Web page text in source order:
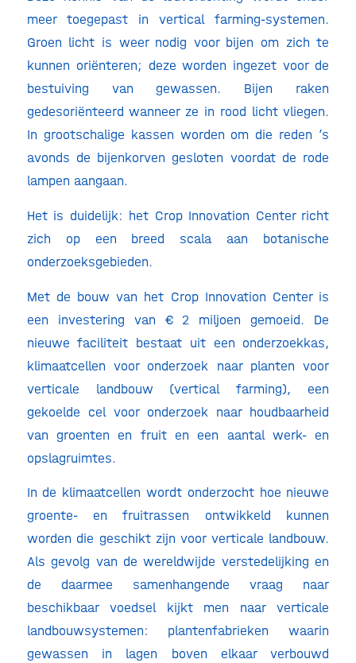
meer toegepast in vertical farming-systemen.
Groen licht is weer nodig voor bijen om zich te
kunnen oriënteren; deze worden ingezet voor de
bestuiving van gewassen. Bijen raken
gedesoriënteerd wanneer ze in rood licht vliegen.
In grootschalige kassen worden om die reden ’s
avonds de bijenkorven gesloten voordat de rode
lampen aangaan.
Het is duidelijk: het Crop Innovation Center richt
zich op een breed scala aan botanische
onderzoeksgebieden.
Met de bouw van het Crop Innovation Center is
een investering van € 2 miljoen gemoeid. De
nieuwe faciliteit bestaat uit een onderzoekkas,
klimaatcellen voor onderzoek naar planten voor
verticale landbouw (vertical farming), een
gekoelde cel voor onderzoek naar houdbaarheid
van groenten en fruit en een aantal werk- en
opslagruimtes.
In de klimaatcellen wordt onderzocht hoe nieuwe
groente- en fruitrassen ontwikkeld kunnen
worden die geschikt zijn voor verticale landbouw.
Als gevolg van de wereldwijde verstedelijking en
de daarmee samenhangende vraag naar
beschikbaar voedsel kijkt men naar verticale
landbouwsystemen: plantenfabrieken waarin
gewassen in lagen boven elkaar verbouwd